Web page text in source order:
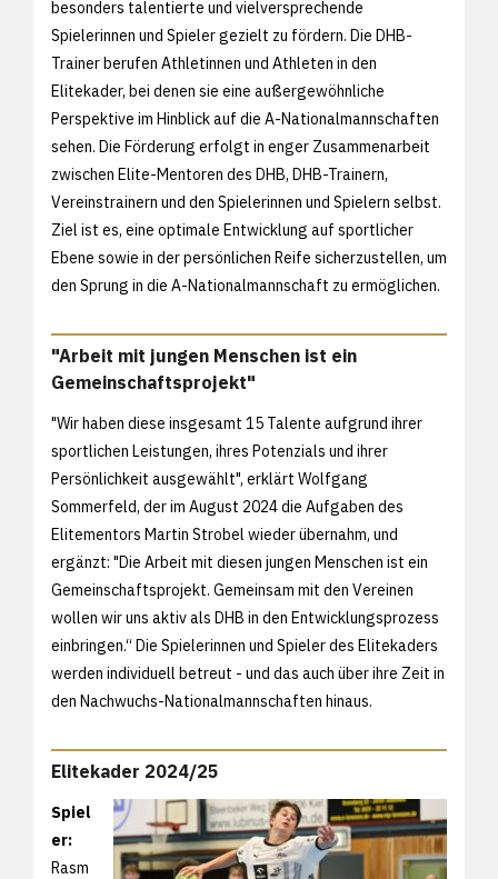
besonders talentierte und vielversprechende
Spielerinnen und Spieler gezielt zu fördern. Die DHB-
Trainer berufen Athletinnen und Athleten in den
Elitekader, bei denen sie eine außergewöhnliche
Perspektive im Hinblick auf die A-Nationalmannschaften
sehen. Die Förderung erfolgt in enger Zusammenarbeit
zwischen Elite-Mentoren des DHB, DHB-Trainern,
Vereinstrainern und den Spielerinnen und Spielern selbst.
Ziel ist es, eine optimale Entwicklung auf sportlicher
Ebene sowie in der persönlichen Reife sicherzustellen, um
den Sprung in die A-Nationalmannschaft zu ermöglichen.
"Arbeit mit jungen Menschen ist ein
Gemeinschaftsprojekt"
"Wir haben diese insgesamt 15 Talente aufgrund ihrer
sportlichen Leistungen, ihres Potenzials und ihrer
Persönlichkeit ausgewählt", erklärt Wolfgang
Sommerfeld, der im August 2024 die Aufgaben des
Elitementors Martin Strobel wieder übernahm, und
ergänzt: "Die Arbeit mit diesen jungen Menschen ist ein
Gemeinschaftsprojekt. Gemeinsam mit den Vereinen
wollen wir uns aktiv als DHB in den Entwicklungsprozess
einbringen.“ Die Spielerinnen und Spieler des Elitekaders
werden individuell betreut - und das auch über ihre Zeit in
den Nachwuchs-Nationalmannschaften hinaus.
Elitekader 2024/25
Spiel
er:
Rasm